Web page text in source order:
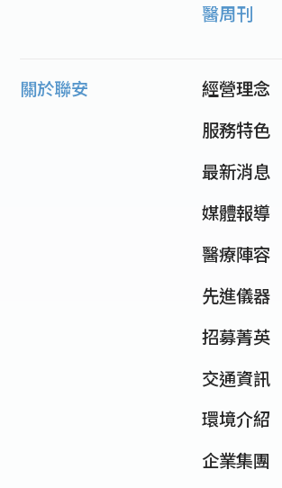
醫周刊
關於聯安
經營理念
服務特色
最新消息
媒體報導
醫療陣容
先進儀器
招募菁英
交通資訊
環境介紹
企業集團